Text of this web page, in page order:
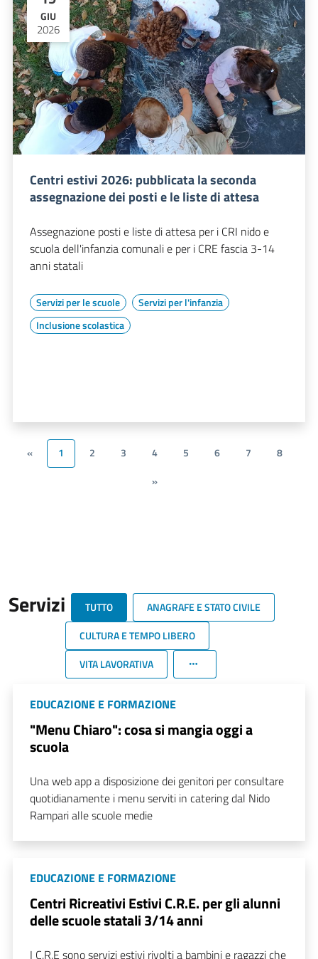
GIU
2026
Centri estivi 2026: pubblicata la seconda
assegnazione dei posti e le liste di attesa
Assegnazione posti e liste di attesa per i CRI nido e
scuola dell'infanzia comunali e per i CRE fascia 3-14
anni statali
Servizi per le scuole
Servizi per l'infanzia
Inclusione scolastica
« 1 2 3 4 5 6 7
8
»
Servizi TUTTO
ANAGRAFE E STATO CIVILE
CULTURA E TEMPO LIBERO
VITA LAVORATIVA
EDUCAZIONE E FORMAZIONE
"Menu Chiaro": cosa si mangia oggi a
scuola
Una web app a disposizione dei genitori per consultare
quotidianamente i menu serviti in catering dal Nido
Rampari alle scuole medie
EDUCAZIONE E FORMAZIONE
Centri Ricreativi Estivi C.R.E. per gli alunni
delle scuole statali 3/14 anni
I C.R.E sono servizi estivi rivolti a bambini e ragazzi che